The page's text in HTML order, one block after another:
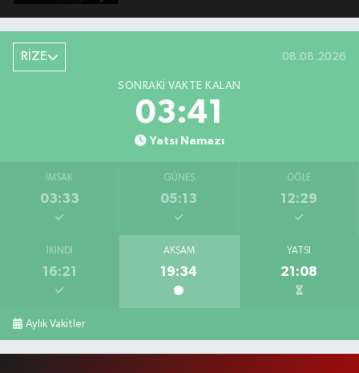
RİZE 08.08.2026
SONRAKI VAKTE KALAN
03:40
Yatsı Namazı
İMSAK
03:33
GÜNEŞ
05:13
ÖĞLE
12:29
İKINDI
16:21
AKŞAM
19:34
YATSI
21:08
Aylık Vakitler